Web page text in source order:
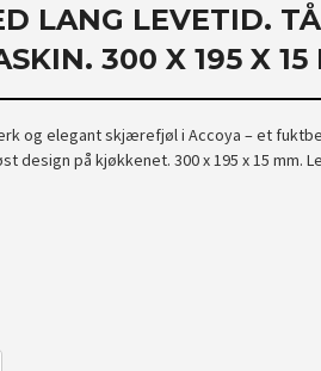
LANG LEVETID.
300 X 195 X 15
og elegant skjærefjøl i Accoya – et
design på kjøkkenet. 300 x 195 x 15 mm.